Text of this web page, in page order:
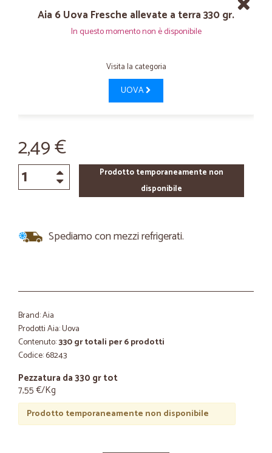
Aia 6 Uova Fresche allevate a terra 330 gr.
In questo momento non è disponibile
Visita la categoria
UOVA
2,49 €
Prodotto temporaneamente non
disponibile
Spediamo con mezzi refrigerati.
Brand: Aia
Prodotti Aia: Uova
Contenuto:330 gr totali per 6 prodotti
Codice: 68243
Pezzatura da 330 gr tot
7,55 €/Kg
Prodotto temporaneamente non disponibile